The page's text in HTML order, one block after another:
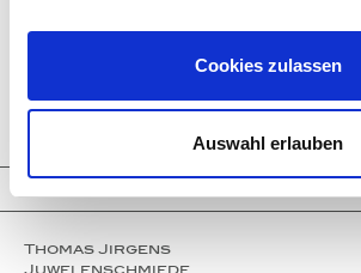
Cookies zulassen
Auswahl erlauben
Imprint
Thomas Jirgens